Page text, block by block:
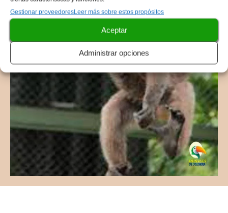
Gestionar proveedoresLeer más sobre estos propósitos
Aceptar
Administrar opciones